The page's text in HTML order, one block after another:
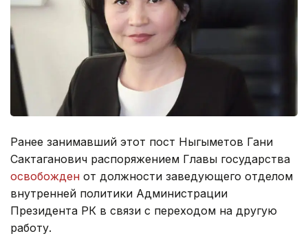
Ранее занимавший этот пост Ныгыметов Гани
Сактаганович распоряжением Главы государства
освобожден от должности заведующего отделом
внутренней политики Администрации
Президента РК в связи с переходом на другую
работу.